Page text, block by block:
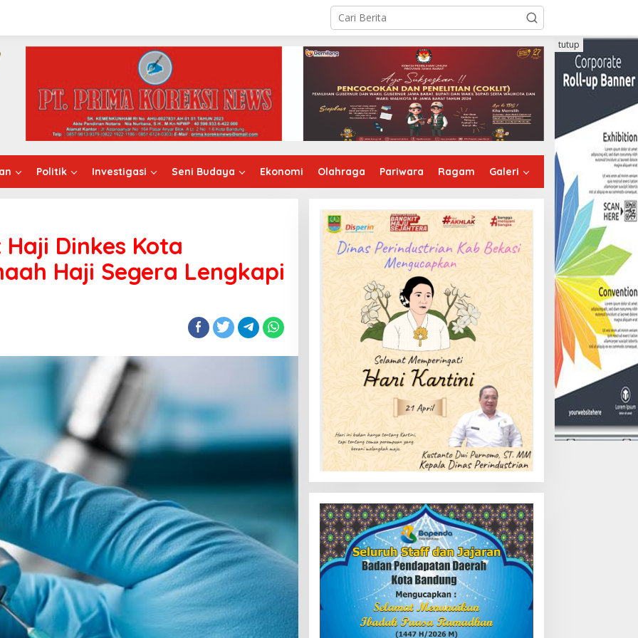
Politik Investigasi Seni Budaya Ekonomi Olahraga Pariwara Ragam Galeri
tutup
Dinkes Kota
Haji Segera Lengkapi